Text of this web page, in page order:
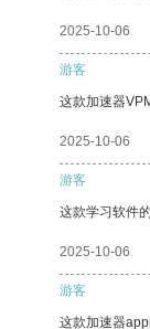
2025-10-06
游客
这款加速器
2025-10-06
游客
这款学习软件
2025-10-06
游客
这款加速器